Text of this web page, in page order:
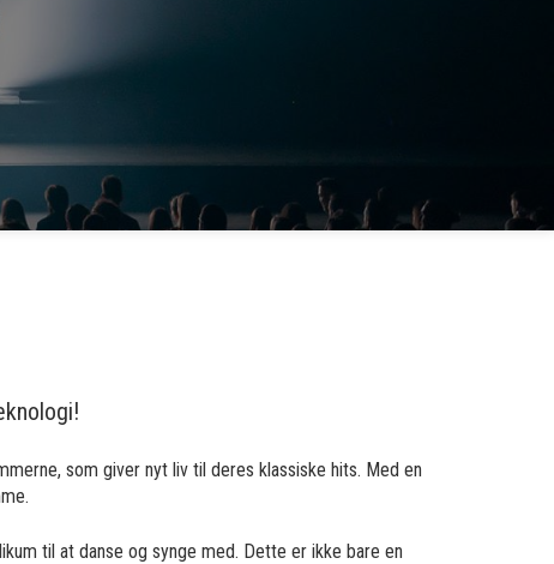
som giver nyt liv til deres klassiske hits. Med en
til at danse og synge med. Dette er ikke bare en